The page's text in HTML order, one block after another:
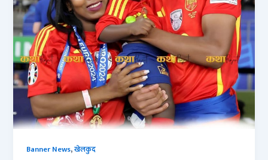
Banner News,खेलकुद